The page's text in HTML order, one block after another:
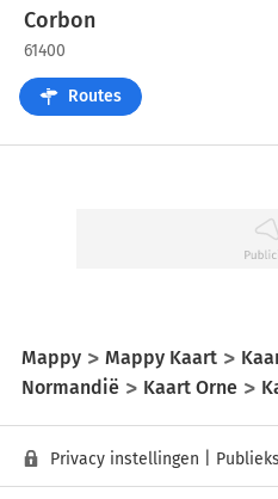
Corbon
61400
Routes
Mappy Mappy Kaart
Normandië
Kaart Orne
Privacy instellingen